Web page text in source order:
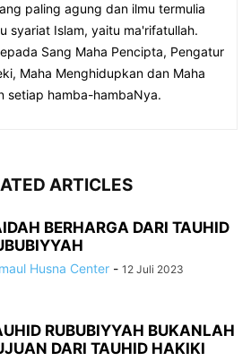
paling agung dan ilmu termulia
syariat Islam, yaitu ma'rifatullah.
Sang Maha Pencipta, Pengatur
Maha Menghidupkan dan Maha
setiap hamba-hambaNya.
ARTICLES
BERHARGA DARI TAUHID
Husna Center - 12 Juli 2023
RUBUBIYYAH BUKANLAH
DARI TAUHID HAKIKI